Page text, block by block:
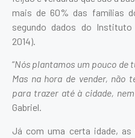
mais de 60% das famílias
segundo dados do
2014).
“Nós plantamos um pouco de
Mas na hora de vender, não
para trazer até à cidade,
Gabriel.
Já com uma certa idade,